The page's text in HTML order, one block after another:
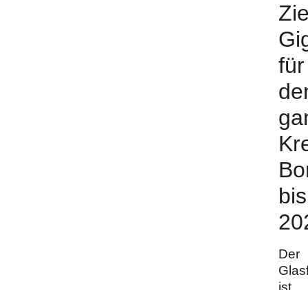
für
bis
Der